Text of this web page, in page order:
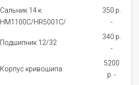
Сальник 14 к
HM1100C/HR5001C/
350 p.
-
Подшипник 12/32
340 p.
-
Корпус кривошипа
5200
p. -